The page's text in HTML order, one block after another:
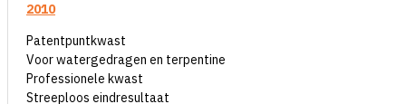
2010
Patentpuntkwast
Voor watergedragen en terpentine
Professionele kwast
Streeploos eindresultaat